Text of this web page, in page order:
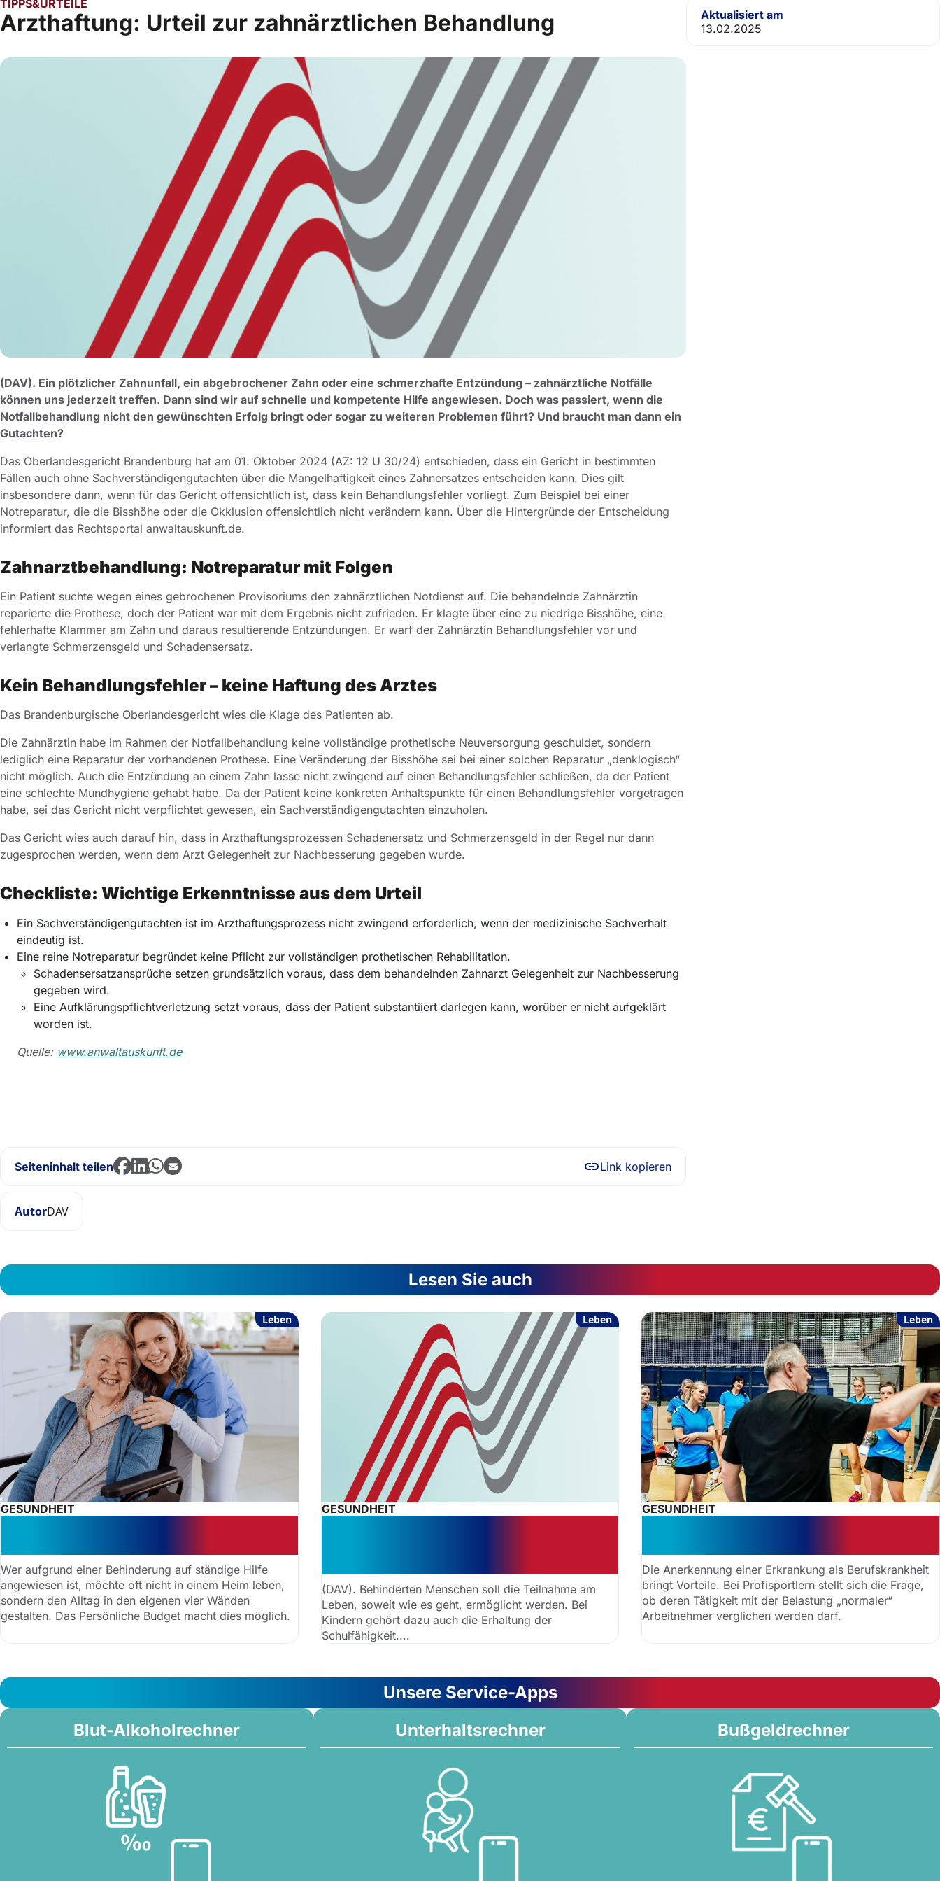
TIPPS&URTEILE
Arzthaftung: Urteil zur zahnärztlichen Behandlung
(DAV). Ein plötzlicher Zahnunfall, ein abgebrochener Zahn oder eine schmerzhafte Entzündung – zahnärztliche Notfälle
können uns jederzeit treffen. Dann sind wir auf schnelle und kompetente Hilfe angewiesen. Doch was passiert, wenn die
Notfallbehandlung nicht den gewünschten Erfolg bringt oder sogar zu weiteren Problemen führt? Und braucht man dann ein
Gutachten?
Das Oberlandesgericht Brandenburg hat am 01. Oktober 2024 (AZ: 12 U 30/24) entschieden, dass ein Gericht in bestimmten
Fällen auch ohne Sachverständigengutachten über die Mangelhaftigkeit eines Zahnersatzes entscheiden kann. Dies gilt
insbesondere dann, wenn für das Gericht offensichtlich ist, dass kein Behandlungsfehler vorliegt. Zum Beispiel bei einer
Notreparatur, die die Bisshöhe oder die Okklusion offensichtlich nicht verändern kann. Über die Hintergründe der Entscheidung
informiert das Rechtsportal anwaltauskunft.de.
Zahnarztbehandlung: Notreparatur mit Folgen
Ein Patient suchte wegen eines gebrochenen Provisoriums den zahnärztlichen Notdienst auf. Die behandelnde Zahnärztin
reparierte die Prothese, doch der Patient war mit dem Ergebnis nicht zufrieden. Er klagte über eine zu niedrige Bisshöhe, eine
fehlerhafte Klammer am Zahn und daraus resultierende Entzündungen. Er warf der Zahnärztin Behandlungsfehler vor und
verlangte Schmerzensgeld und Schadensersatz.
Kein Behandlungsfehler – keine Haftung des Arztes
Das Brandenburgische Oberlandesgericht wies die Klage des Patienten ab.
Die Zahnärztin habe im Rahmen der Notfallbehandlung keine vollständige prothetische Neuversorgung geschuldet, sondern
lediglich eine Reparatur der vorhandenen Prothese. Eine Veränderung der Bisshöhe sei bei einer solchen Reparatur „denklogisch“
nicht möglich. Auch die Entzündung an einem Zahn lasse nicht zwingend auf einen Behandlungsfehler schließen, da der Patient
eine schlechte Mundhygiene gehabt habe. Da der Patient keine konkreten Anhaltspunkte für einen Behandlungsfehler vorgetragen
habe, sei das Gericht nicht verpflichtet gewesen, ein Sachverständigengutachten einzuholen.
Das Gericht wies auch darauf hin, dass in Arzthaftungsprozessen Schadenersatz und Schmerzensgeld in der Regel nur dann
zugesprochen werden, wenn dem Arzt Gelegenheit zur Nachbesserung gegeben wurde.
Checkliste: Wichtige Erkenntnisse aus dem Urteil
Ein Sachverständigengutachten ist im Arzthaftungsprozess nicht zwingend erforderlich, wenn der medizinische Sachverhalt
eindeutig ist.
Eine reine Notreparatur begründet keine Pflicht zur vollständigen prothetischen Rehabilitation.
Schadensersatzansprüche setzen grundsätzlich voraus, dass dem behandelnden Zahnarzt Gelegenheit zur Nachbesserung
gegeben wird.
Eine Aufklärungspflichtverletzung setzt voraus, dass der Patient substantiiert darlegen kann, worüber er nicht aufgeklärt
worden ist.
Quelle: www.anwaltauskunft.de
Seiteninhalt teilen Link kopieren
AutorDAV
Aktualisiert am
13.02.2025
Lesen Sie auch
Leben
GESUNDHEIT
Wer aufgrund einer Behinderung auf ständige Hilfe
angewiesen ist, möchte oft nicht in einem Heim leben,
sondern den Alltag in den eigenen vier Wänden
gestalten. Das Persönliche Budget macht dies möglich.
Leben
GESUNDHEIT
(DAV). Behinderten Menschen soll die Teilnahme am
Leben, soweit wie es geht, ermöglicht werden. Bei
Kindern gehört dazu auch die Erhaltung der
Schulfähigkeit....
Leben
GESUNDHEIT
Die Anerkennung einer Erkrankung als Berufskrankheit
bringt Vorteile. Bei Profisportlern stellt sich die Frage,
ob deren Tätigkeit mit der Belastung „normaler“
Arbeitnehmer verglichen werden darf.
Unsere Service-Apps
Blut-Alkoholrechner
Unterhaltsrechner Bußgeldrechner